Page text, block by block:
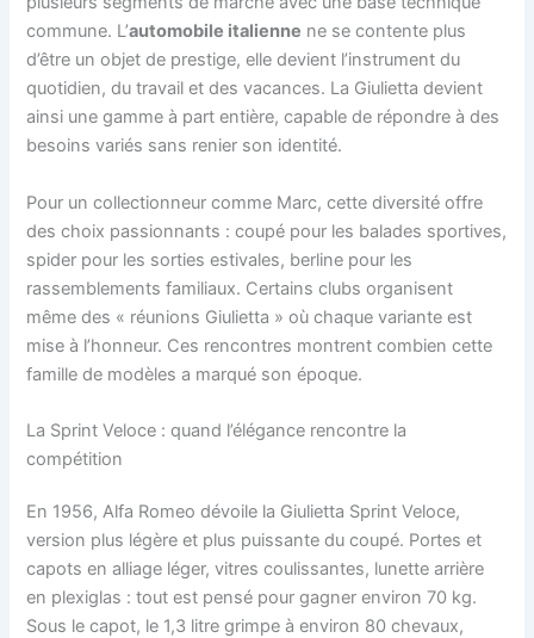
commune. L’automobile italienne ne se contente plus
d’être un objet de prestige, elle devient l’instrument du
quotidien, du travail et des vacances. La Giulietta devient
ainsi une gamme à part entière, capable de répondre à des
besoins variés sans renier son identité.
Pour un collectionneur comme Marc, cette diversité offre
des choix passionnants : coupé pour les balades sportives,
spider pour les sorties estivales, berline pour les
rassemblements familiaux. Certains clubs organisent
même des « réunions Giulietta » où chaque variante est
mise à l’honneur. Ces rencontres montrent combien cette
famille de modèles a marqué son époque.
La Sprint Veloce : quand l’élégance rencontre la
compétition
En 1956, Alfa Romeo dévoile la Giulietta Sprint Veloce,
version plus légère et plus puissante du coupé. Portes et
capots en alliage léger, vitres coulissantes, lunette arrière
en plexiglas : tout est pensé pour gagner environ 70 kg.
Sous le capot, le 1,3 litre grimpe à environ 80 chevaux,